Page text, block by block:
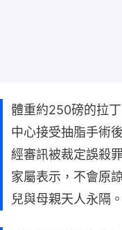
體重約250磅的拉
中心接受抽脂手術
經審訊被裁定誤殺
家屬表示，不會原
兒與母親天人永隔。